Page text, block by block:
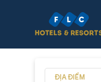
ĐỊA ĐIỂM